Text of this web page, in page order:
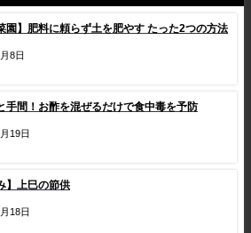
園】肥料に頼らず土を肥やす たった2つの方法
8日
手間！お酢を混ぜるだけで食中毒を予防
19日
】上巳の節供
18日